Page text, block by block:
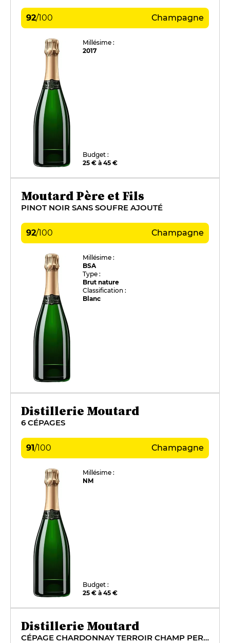
92/100 Champagne
Millésime :
2017
Budget :
25 € à 45 €
Moutard Père et Fils
PINOT NOIR SANS SOUFRE AJOUTÉ
92/100 Champagne
Millésime :
BSA
Type :
Brut nature
Classification :
Blanc
Distillerie Moutard
6 CÉPAGES
91/100 Champagne
Millésime :
NM
Budget :
25 € à 45 €
Distillerie Moutard
CÉPAGE CHARDONNAY TERROIR CHAMP PERSIN